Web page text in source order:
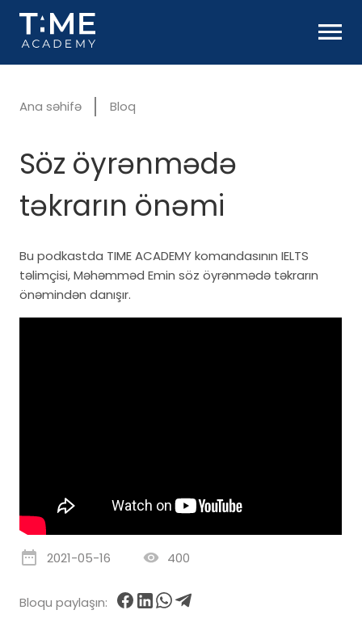
Ana səhifə Bloq
Söz öyrənmədə
təkrarın önəmi
Bu podkastda TIME ACADEMY komandasının IELTS
təlimçisi, Məhəmməd Emin söz öyrənmədə təkrarın
önəmindən danışır.
2021-05-16 400
Bloqu paylaşın: